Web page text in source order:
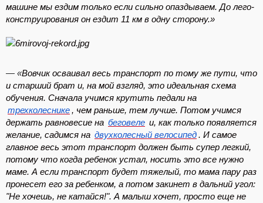
машине мы ездим только если сильно опаздываем. До лего-
конструирования он ездит 11 км в одну сторону.»
— «Вовчик осваивал весь транспорт по тому же пути, что
и старший брат и, на мой взгляд, это идеальная схема
обучения. Сначала учимся крутить педали на
трехколеснике , чем раньше, тем лучше. Потом учимся
держать равновесие на беговеле и, как только появляется
желание, садимся на двухколесный велосипед. И самое
главное весь этот транспорт должен быть супер легкий,
потому что когда ребенок устал, носить это все нужно
маме. А если транспорт будет тяжелый, то мама пару раз
пронесет его за ребенком, а потом закинет в дальний угол:
"Не хочешь, не катайся!". А малыш хочет, просто еще не